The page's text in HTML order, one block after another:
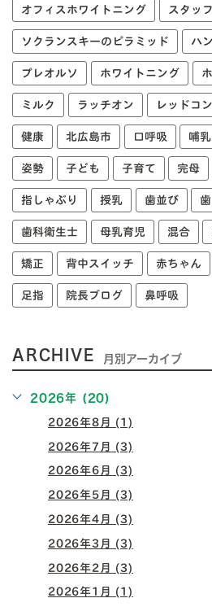
オフィスホワイトニング スタッ
ソクランスキーのピラミッド ハ
プレオルソ ホワイトニング
ミルク ラッチオン レッドコ
健康 北広島市 口呼吸 哺乳
姿勢 子ども 子育て 完母
指しゃぶり 授乳 歯並び
歯科衛生士 母乳育児 混合
矯正 背中スイッチ 赤ちゃん
足指 院長ブログ 鼻呼吸
ARCHIVE 月別アーカイブ
2026年 (20)
2026年8月 (1)
2026年7月 (3)
2026年6月 (3)
2026年5月 (3)
2026年4月 (3)
2026年3月 (3)
2026年2月 (3)
2026年1月 (1)